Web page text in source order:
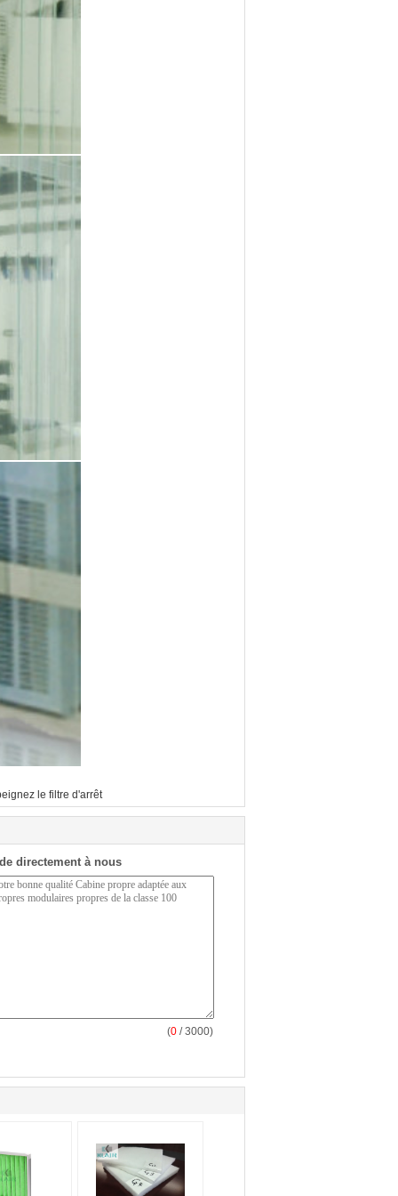
le filtre d'arrêt
directement à nous
(0 / 3000)